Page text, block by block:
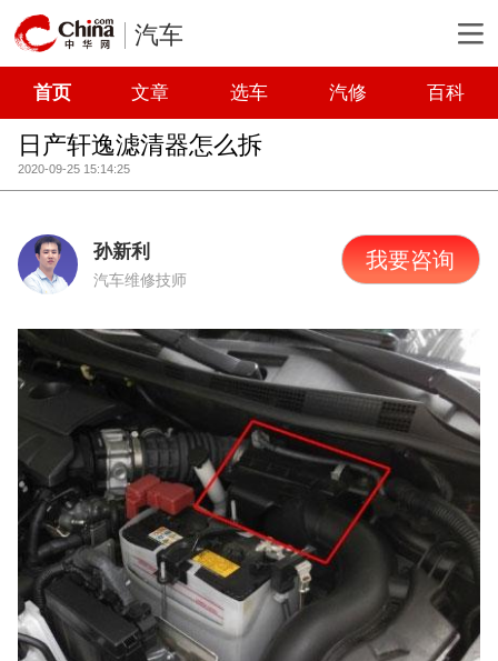
汽车
首页 文章 选车 汽修 百科
日产轩逸滤清器怎么拆
2020-09-25 15:14:25
孙新利
汽车维修技师
我要咨询